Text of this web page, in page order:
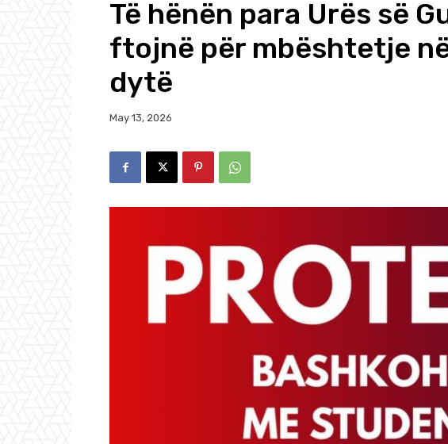
Të hënën para Urës së
ftojnë për mbështetje
dytë
May 13, 2026